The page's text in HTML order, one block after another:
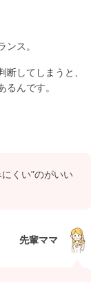
ンス。
断してしまうと、
んです。
くい"のがいい
先輩ママ